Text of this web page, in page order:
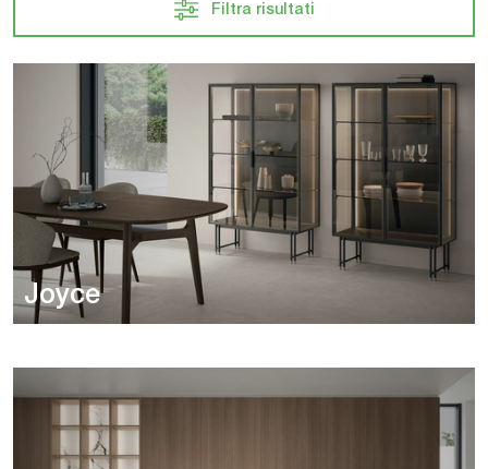
Filtra risultati
Joyce